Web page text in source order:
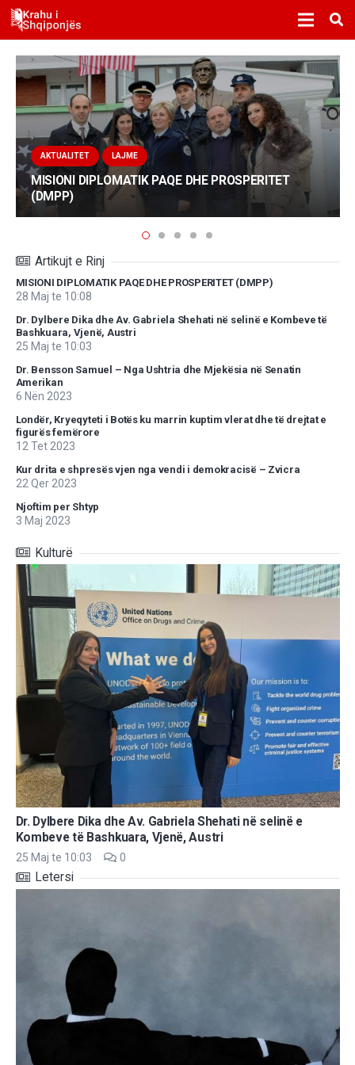
AKTUALITET LAJME
MISIONI DIPLOMATIK PAQE DHE PROSPERITET
(DMPP)
Artikujt e Rinj
MISIONI DIPLOMATIK PAQE DHE PROSPERITET (DMPP)
28 Maj te 10:08
Dr. Dylbere Dika dhe Av. Gabriela Shehati në selinë e Kombeve të
Bashkuara, Vjenë, Austri
25 Maj te 10:03
Dr. Bensson Samuel – Nga Ushtria dhe Mjekësia në Senatin
Amerikan
6 Nën 2023
Londër, Kryeqyteti i Botës ku marrin kuptim vlerat dhe të drejtat e
figurës femërore
12 Tet 2023
Kur drita e shpresës vjen nga vendi i demokracisë – Zvicra
22 Qer 2023
Njoftim per Shtyp
3 Maj 2023
Kulturë
Dr. Dylbere Dika dhe Av. Gabriela Shehati në selinë e
Kombeve të Bashkuara, Vjenë, Austri
25 Maj te 10:03 0
Letersi